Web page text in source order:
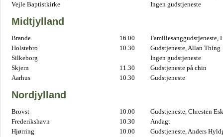
Vejle Baptistkirke
Ingen gudstjeneste
Midtjylland
Brande 16.00
Familiesanggudstjeneste,
Holstebro
10.30
Gudstjeneste, Allan Thing
Silkeborg
Ingen gudstjeneste
Skjern
11.30
Gudstjeneste på chin
Aarhus
10.30 Gudstjeneste
Nordjylland
Brovst 10.00
Gudstjeneste, Chresten
Frederikshavn
10.30
Andagt
Hjørring
10.00
Gudstjeneste, Anders